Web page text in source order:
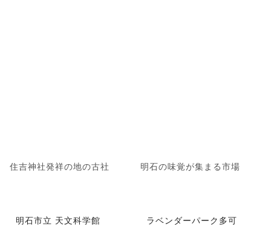
住吉神社発祥の地の古社 明石の味覚が集まる市場
明石市立 天文科学館 ラベンダーパーク多可